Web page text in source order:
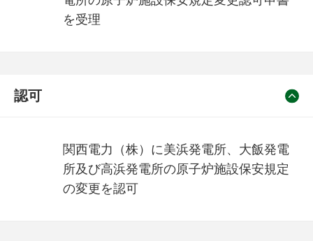
を受理
認可
関西電力（株）に美浜発電所、大飯発電
所及び高浜発電所の原子炉施設保安規定
の変更を認可